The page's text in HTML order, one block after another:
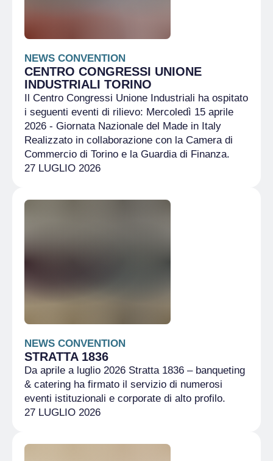
NEWS CONVENTION
CENTRO CONGRESSI UNIONE
INDUSTRIALI TORINO
Il Centro Congressi Unione Industriali ha ospitato
i seguenti eventi di rilievo: Mercoledì 15 aprile
2026 - Giornata Nazionale del Made in Italy
Realizzato in collaborazione con la Camera di
Commercio di Torino e la Guardia di Finanza.
27 LUGLIO 2026
NEWS CONVENTION
STRATTA 1836
Da aprile a luglio 2026 Stratta 1836 – banqueting
& catering ha firmato il servizio di numerosi
eventi istituzionali e corporate di alto profilo.
27 LUGLIO 2026